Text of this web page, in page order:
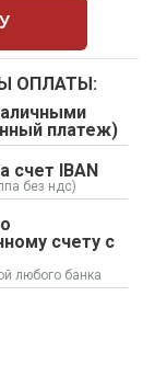
ОПЛАТЫ:
платеж)
счет IBAN
без ндс)
счету с
любого банка